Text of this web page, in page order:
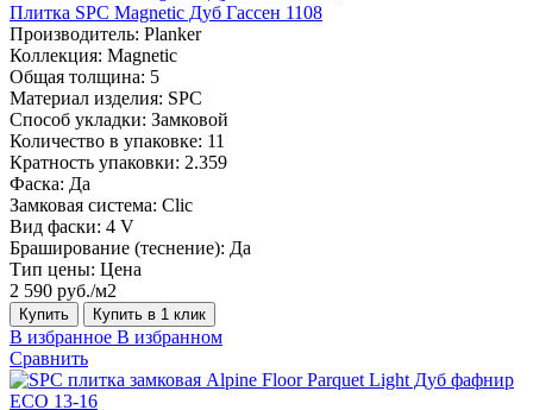
Плитка SPC Magnetic Дуб Гассен 1108
Производитель: Planker
Коллекция: Magnetic
Общая толщина: 5
Материал изделия: SPC
Способ укладки: Замковой
Количество в упаковке: 11
Кратность упаковки: 2.359
Фаска: Да
Замковая система: Сlic
Вид фаски: 4 V
Браширование (теснение): Да
Тип цены: Цена
2 590 руб./м2
Купить Купить в 1 клик
В избранное В избранном
Сравнить